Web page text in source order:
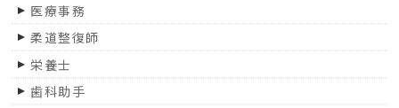
道志村
韮崎市
北杜市
富士川町
医療事務
柔道整復師
栄養士
歯科助手